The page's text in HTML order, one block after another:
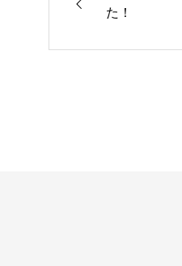
た！